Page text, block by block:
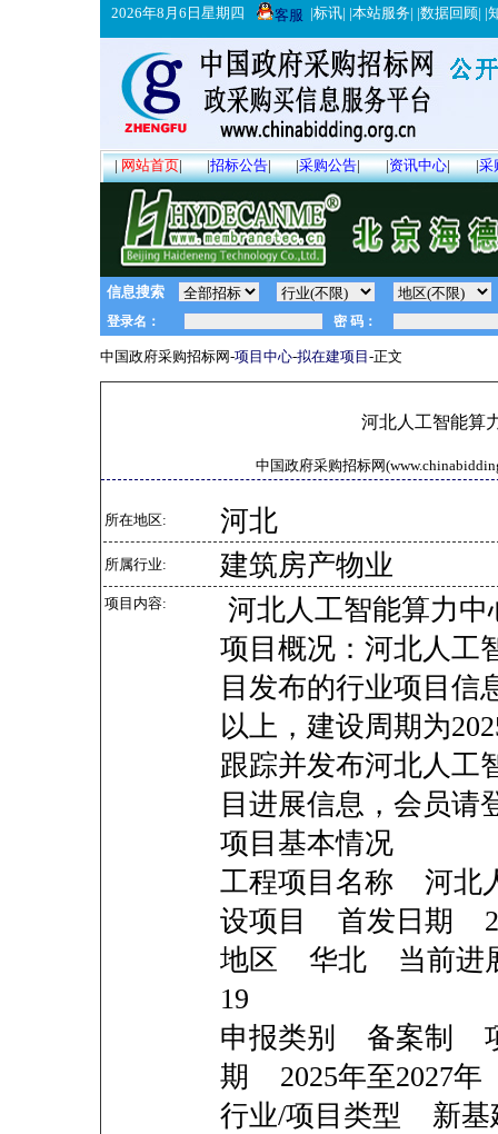
2026年8月6日星期四 客服 |标讯| |本站服务| |数据回顾| |
|网站首页| |招标公告| |采购公告| |资讯中心| |采
信息搜索
中国政府采购招标网-项目中心-拟在建项目 -正文
河北人工智能算
中国政府采购招标网
所在地区: 河北
所属行业: 建筑房产物业
项目内容:
河北人工智能算力
项目概况：河北人工
目发布的行业项目信
以上，建设周期为
跟踪并发布河北人工
目进展信息，会员请
项目基本情况
工程项目名称 河北
设项目 首发日期
地区 华北 当前进
19
申报类别 备案制
期 2025年至2027年
行业/项目类型 新基